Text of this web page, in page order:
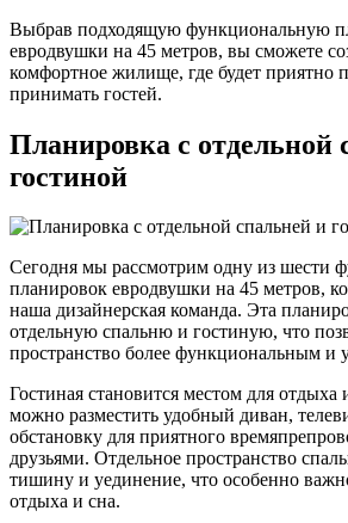
Выбрав подходящую функциональную
евродвушки на 45 метров, вы сможете
комфортное жилище, где будет приятно
принимать гостей.
Планировка с отдельной
гостиной
Сегодня мы рассмотрим одну из шести
планировок евродвушки на 45 метров,
наша дизайнерская команда. Эта
отдельную спальню и гостиную, что
пространство более функциональным и
Гостиная становится местом для отдыха
можно разместить удобный диван,
обстановку для приятного
друзьями. Отдельное пространство
тишину и уединение, что особенно
отдыха и сна.